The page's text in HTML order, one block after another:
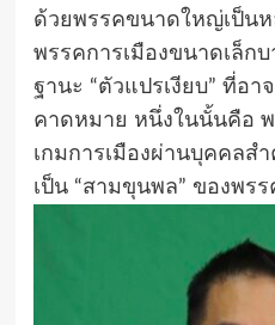
ด้วยพรรคขนาดใหญ่เป็น
พรรคการเมืองขนาดเล็ก
ฐานะ “ตัวแปรเงียบ” ที่อ
คาดหมาย หนึ่งในนั้นคือ พ
เกมการเมืองผ่านบุคคลส
เป็น “สามขุนพล” ของพร